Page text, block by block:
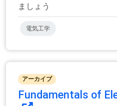
ましょう
電気工学
アーカイブ
Fundamentals of